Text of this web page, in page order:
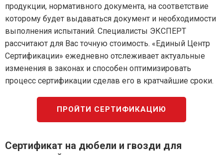
продукции, нормативного документа, на соответствие
которому будет выдаваться документ и необходимости
выполнения испытаний. Специалисты ЭКСПЕРТ
рассчитают для Вас точную стоимость. «Единый Центр
Сертификации» ежедневно отслеживает актуальные
изменения в законах и способен оптимизировать
процесс сертификации сделав его в кратчайшие сроки.
ПРОЙТИ СЕРТИФИКАЦИЮ
Сертификат на дюбели и гвозди для